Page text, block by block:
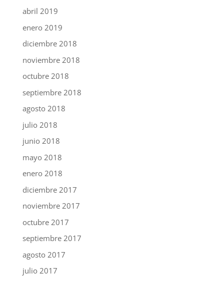
abril 2019
enero 2019
diciembre 2018
noviembre 2018
octubre 2018
septiembre 2018
agosto 2018
julio 2018
junio 2018
mayo 2018
enero 2018
diciembre 2017
noviembre 2017
octubre 2017
septiembre 2017
agosto 2017
julio 2017